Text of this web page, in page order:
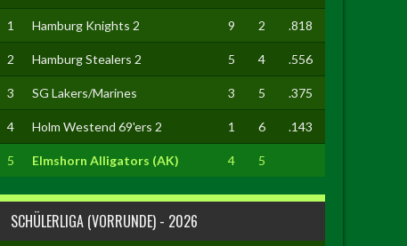
1 Hamburg Knights 2 9 2 .818
2 Hamburg Stealers 2 5 4 .556
3 SG Lakers/Marines 3 5 .375
4 Holm Westend 69'ers 2 1 6 .143
5 Elmshorn Alligators (AK) 4 5
SCHÜLERLIGA (VORRUNDE) - 2026